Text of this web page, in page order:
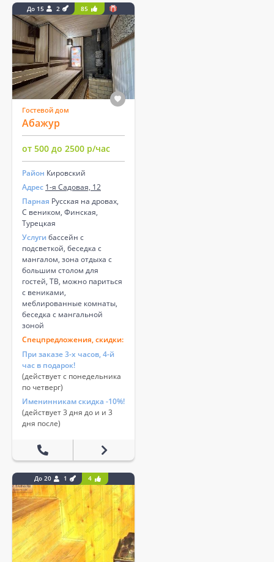
До 15 2 85
Гостевой дом
Абажур
от 500 до 2500 р/час
Район Кировский
Адрес 1-я Садовая, 12
Парная Русская на дровах,
С веником, Финская,
Турецкая
Услуги бассейн с
подсветкой, беседка с
мангалом, зона отдыха с
большим столом для
гостей, ТВ, можно париться
с вениками,
меблированные комнаты,
беседка с мангальной
зоной
Спецпредложения, скидки:
При заказе 3-х часов, 4-й
час в подарок!
(действует с понедельника
по четверг)
Именинникам скидка -10%!
(действует 3 дня до и и 3
дня после)
До 20 1 4